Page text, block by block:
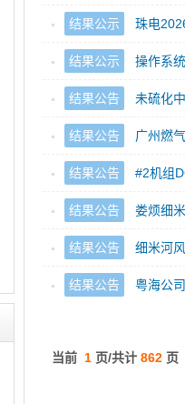
结果公示 珠电
结果公示 操作系
结果公告 未硫化
结果公告 广州燃气
结果公告 #2机组
结果公告 娄烦细
结果公告 细米河
结果公告 粤海公
当前 1 页/共计 862 页